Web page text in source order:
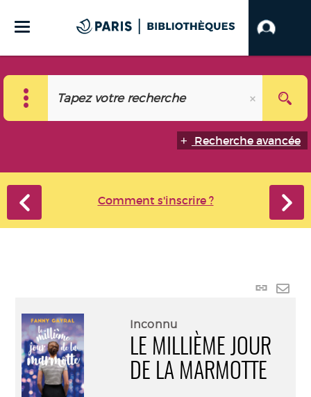
Recherche avancée
Comment s'inscrire ?
Lien
Inconnu
LE MILLIÈME JOUR
DE LA MARMOTTE